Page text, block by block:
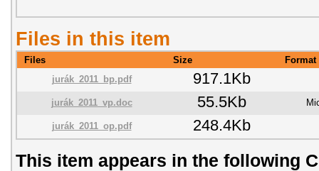
Files in this item
Files Size
Format
jurák_2011_bp.pdf
917.1Kb
jurák_2011_vp.doc 55.5Kb
jurák_2011_op.pdf 248.4Kb
This item appears in the following